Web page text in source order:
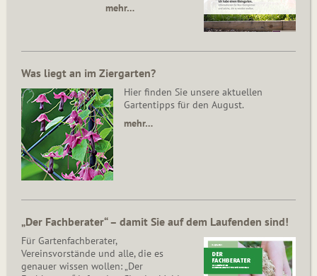
mehr…
Was liegt an im Ziergarten?
Hier finden Sie unsere aktuellen
Gartentipps für den August.
mehr…
„Der Fachberater“ – damit Sie auf dem Laufenden sind!
Für Gartenfachberater,
Vereinsvorstände und alle, die es
genauer wissen wollen: „Der